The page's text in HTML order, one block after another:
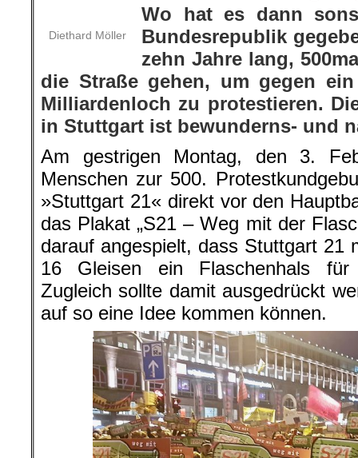
Diethard Möller
Wo hat es dann
Bundesrepublik
zehn Jahre lang,
die Straße gehen, um gegen
Milliardenloch zu protestieren.
in Stuttgart ist bewunderns- und
Am gestrigen Montag, den 3.
Menschen zur 500.
»Stuttgart 21« direkt vor den
das Plakat „S21 – Weg mit der
darauf angespielt, dass Stuttgart 21
16 Gleisen ein Flaschenhals
Zugleich sollte damit ausgedrückt
auf so eine Idee kommen können.